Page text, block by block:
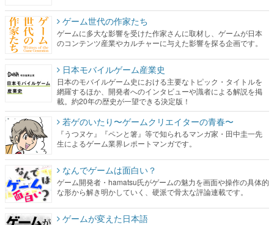
ゲーム世代の作家たち
ゲームに多大な影響を受けた作家さんに取材し、ゲームが日本
のコンテンツ産業やカルチャーに与えた影響を探る企画です。
日本モバイルゲーム産業史
日本のモバイルゲーム史における主要なトピック・タイトルを
網羅するほか、開発者へのインタビューや識者による解説を掲
載。約20年の歴史が一望できる決定版！
若ゲのいたり〜ゲームクリエイターの青春〜
『うつヌケ』『ペンと箸』等で知られるマンガ家・田中圭一先
生によるゲーム業界レポートマンガです。
なんでゲームは面白い？
ゲーム開発者・hamatsu氏がゲームの魅力を画面や操作の具体的
な形から解き明かしていく、硬派で骨太な評論連載です。
ゲームが変えた日本語